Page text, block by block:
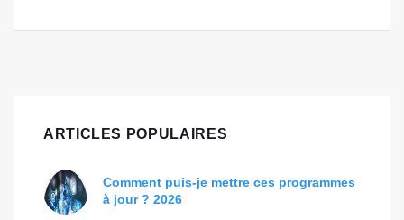
ARTICLES POPULAIRES
Comment puis-je mettre ces programmes
à jour ? 2026